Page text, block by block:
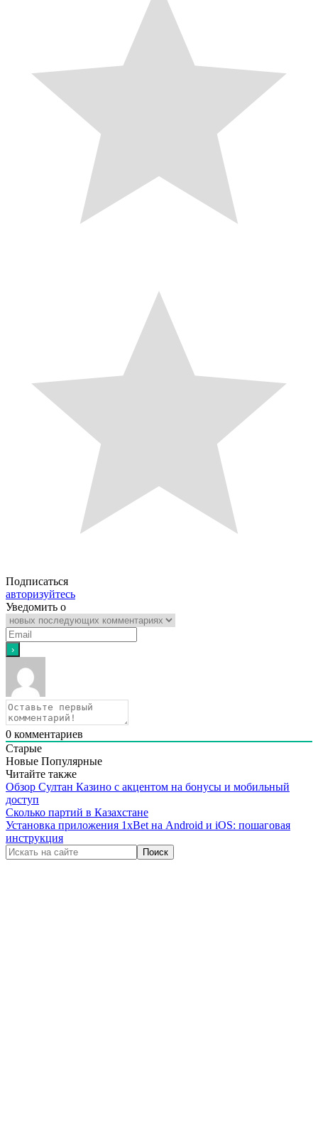
Подписаться
авторизуйтесь
Уведомить о
0 комментариев
Старые
Новые Популярные
Читайте также
Обзор Султан Казино с акцентом на бонусы и мобильный
доступ
Сколько партий в Казахстане
Установка приложения 1xBet на Android и iOS: пошаговая
инструкция